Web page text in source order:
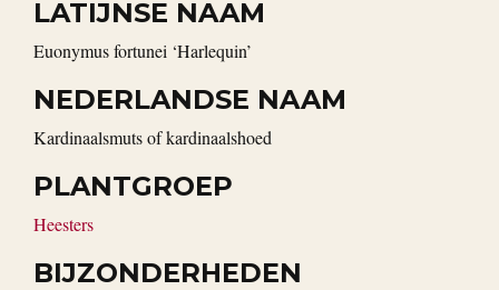
LATIJNSE NAAM
Euonymus fortunei ‘Harlequin’
NEDERLANDSE NAAM
kardinaalsmuts of kardinaalshoed
PLANTGROEP
Heesters
BIJZONDERHEDEN